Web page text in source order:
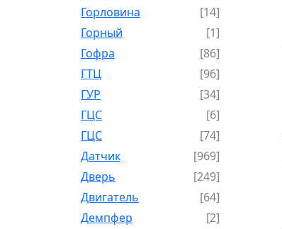
Горловина
[14]
Горный
[1]
Гофра
[86]
ГТЦ
[96]
ГУР
[34]
ГЦC
[6]
ГЦС
[74]
Датчик
[969]
Дверь
[249]
Двигатель
[64]
Демпфер
[2]